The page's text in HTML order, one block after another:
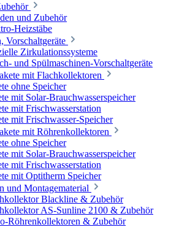
und Zubehör
Heizstäbe
Vorschaltgeräte
Zirkulationssysteme
und Spülmaschinen-Vorschaltgeräte
mit Flachkollektoren
ohne Speicher
mit Solar-Brauchwasserspeicher
mit Frischwasserstation
mit Frischwasser-Speicher
mit Röhrenkollektoren
ohne Speicher
mit Solar-Brauchwasserspeicher
mit Frischwasserstation
mit Optitherm Speicher
und Montagematerial
Blackline & Zubehör
AS-Sunline 2100 & Zubehör
Röhrenkollektoren & Zubehör